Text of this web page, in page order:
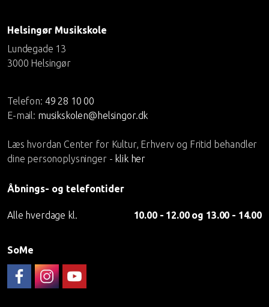
Helsingør Musikskole
Lundegade 13
3000 Helsingør
Telefon: 49 28 10 00
E-mail: musikskolen@helsingor.dk
Læs hvordan Center for Kultur, Erhverv og Fritid behandler
dine personoplysninger - klik her
Åbnings- og telefontider
Alle hverdage kl. 10.00 - 12.00 og 13.00 - 14.00
SoMe